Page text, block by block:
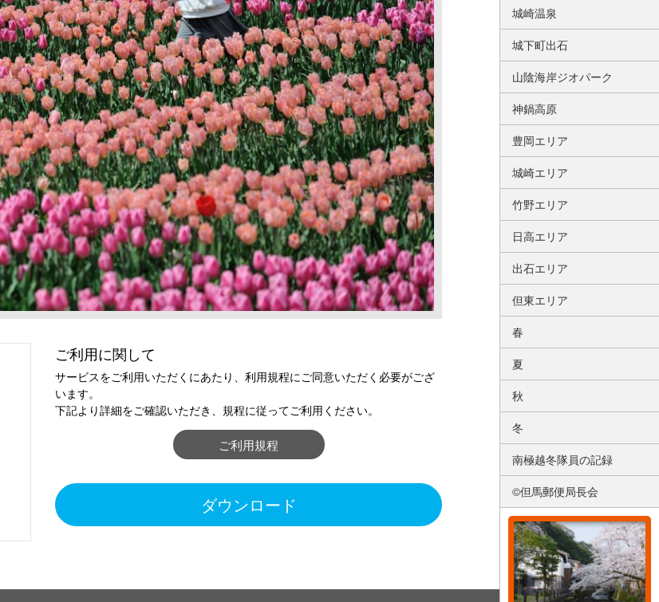
ご利用に関して
サービスをご利用いただくにあたり、利用規程にご同意いただく必要がござ
います。
下記より詳細をご確認いただき、規程に従ってご利用ください。
ご利用規程
ダウンロード
城崎温泉
城下町出石
山陰海岸ジオパーク
神鍋高原
豊岡エリア
城崎エリア
竹野エリア
日高エリア
出石エリア
但東エリア
春
夏
秋
冬
南極越冬隊員の記録
©但馬郵便局長会